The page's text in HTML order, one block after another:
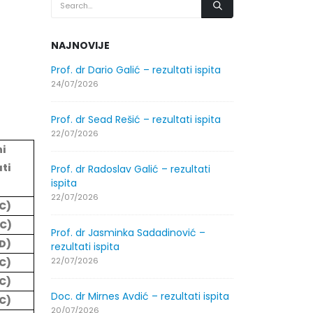
NAJNOVIJE
Prof. dr Dario Galić – rezultati ispita
24/07/2026
Prof. dr Sead Rešić – rezultati ispita
22/07/2026
Prof. dr Radoslav Galić – rezultati
ispita
22/07/2026
Prof. dr Jasminka Sadadinović –
rezultati ispita
22/07/2026
Doc. dr Mirnes Avdić – rezultati ispita
20/07/2026